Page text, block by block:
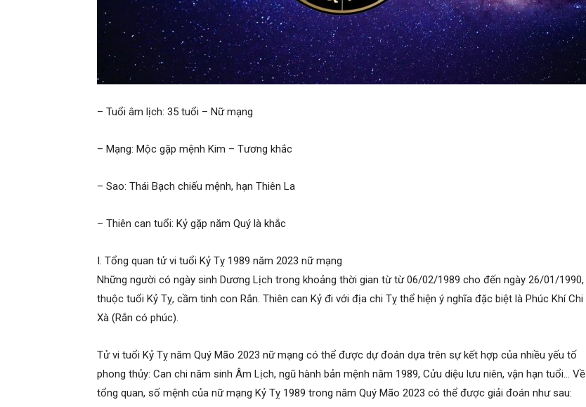
– Tuổi âm lịch: 35 tuổi – Nữ mạng
– Mạng: Mộc gặp mệnh Kim – Tương khắc
– Sao: Thái Bạch chiếu mệnh, hạn Thiên La
– Thiên can tuổi: Kỷ gặp năm Quý là khắc
I. Tổng quan tử vi tuổi Kỷ Tỵ 1989 năm 2023 nữ mạng
Những người có ngày sinh Dương Lịch trong khoảng thời gian từ từ 06/02/1989 cho đến ngày 26/01/1990,
thuộc tuổi Kỷ Tỵ, cầm tinh con Rắn. Thiên can Kỷ đi với địa chi Tỵ thể hiện ý nghĩa đặc biệt là Phúc Khí Chi
Xà (Rắn có phúc).
Tử vi tuổi Kỷ Tỵ năm Quý Mão 2023 nữ mạng có thể được dự đoán dựa trên sự kết hợp của nhiều yếu tố
phong thủy: Can chi năm sinh Âm Lịch, ngũ hành bản mệnh năm 1989, Cửu diệu lưu niên, vận hạn tuổi… Về
tổng quan, số mệnh của nữ mạng Kỷ Tỵ 1989 trong năm Quý Mão 2023 có thể được giải đoán như sau: